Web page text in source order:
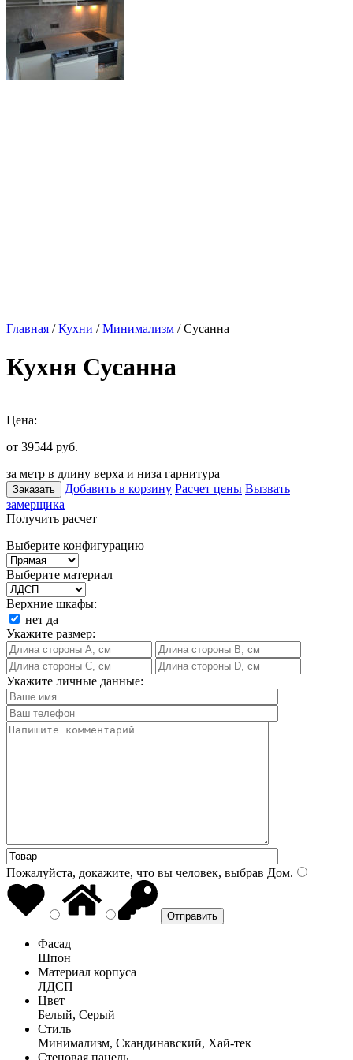
Главная /Кухни /Минимализм / Сусанна
Кухня Сусанна
Цена:
от 39544 руб.
за метр в длину верха и низа гарнитура
Заказать Добавить в корзину Расчет цены Вызвать
замерщика
Получить расчет
Выберите конфигурацию
Выберите материал
Верхние шкафы:
нет да
Укажите размер:
Укажите личные данные:
Пожалуйста, докажите, что вы человек, выбрав Дом.
Фасад
Шпон
Материал корпуса
ЛДСП
Цвет
Белый, Серый
Стиль
Минимализм, Скандинавский, Хай-тек
Стеновая панель